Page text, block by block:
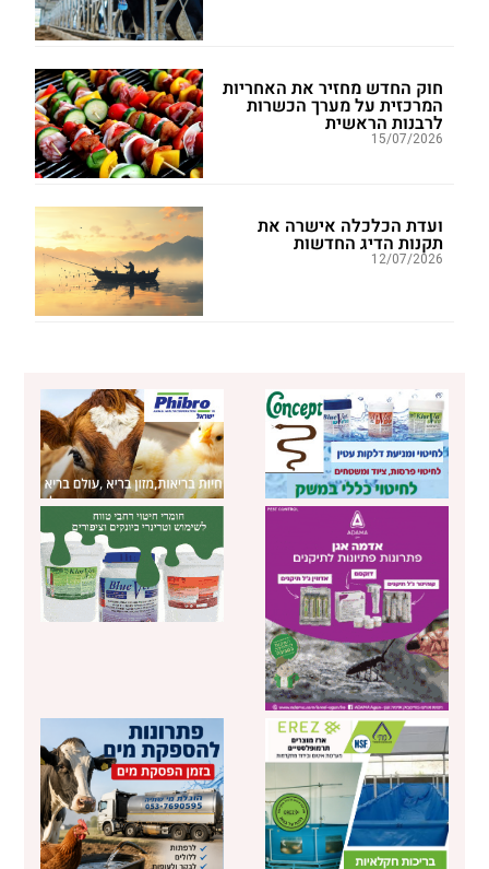
חוק החדש מחזיר את האחריות
המרכזית על מערך הכשרות
לרבנות הראשית
15/07/2026
ועדת הכלכלה אישרה את
תקנות הדיג החדשות
12/07/2026